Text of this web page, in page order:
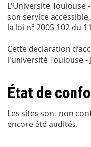
L'Université Toulouse -
son service
la loi n° 2005-102 du
Cette déclaration
l'université Toulouse -
État de
Les sites sont non
encore été audités.